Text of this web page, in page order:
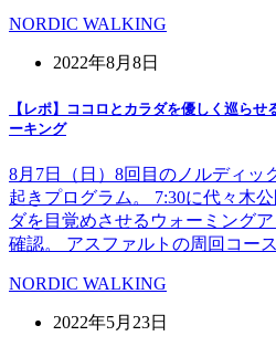
NORDIC WALKING
2022年8月8日
【レポ】ココロとカラダを優しく巡ら
ーキング
8月7日（日）8回目のノルディッ
起きプログラム。 7:30に代々木
ダを目覚めさせるウォーミング
確認。 アスファルトの周回コー
NORDIC WALKING
2022年5月23日